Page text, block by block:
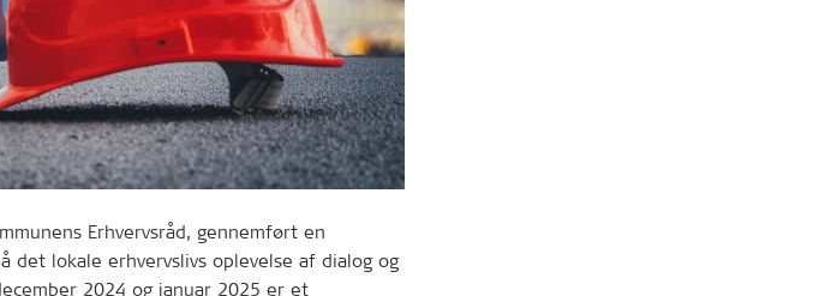
Erhvervsråd, gennemført en
det lokale erhvervslivs oplevelse af dialog og
2024 og januar 2025 er et